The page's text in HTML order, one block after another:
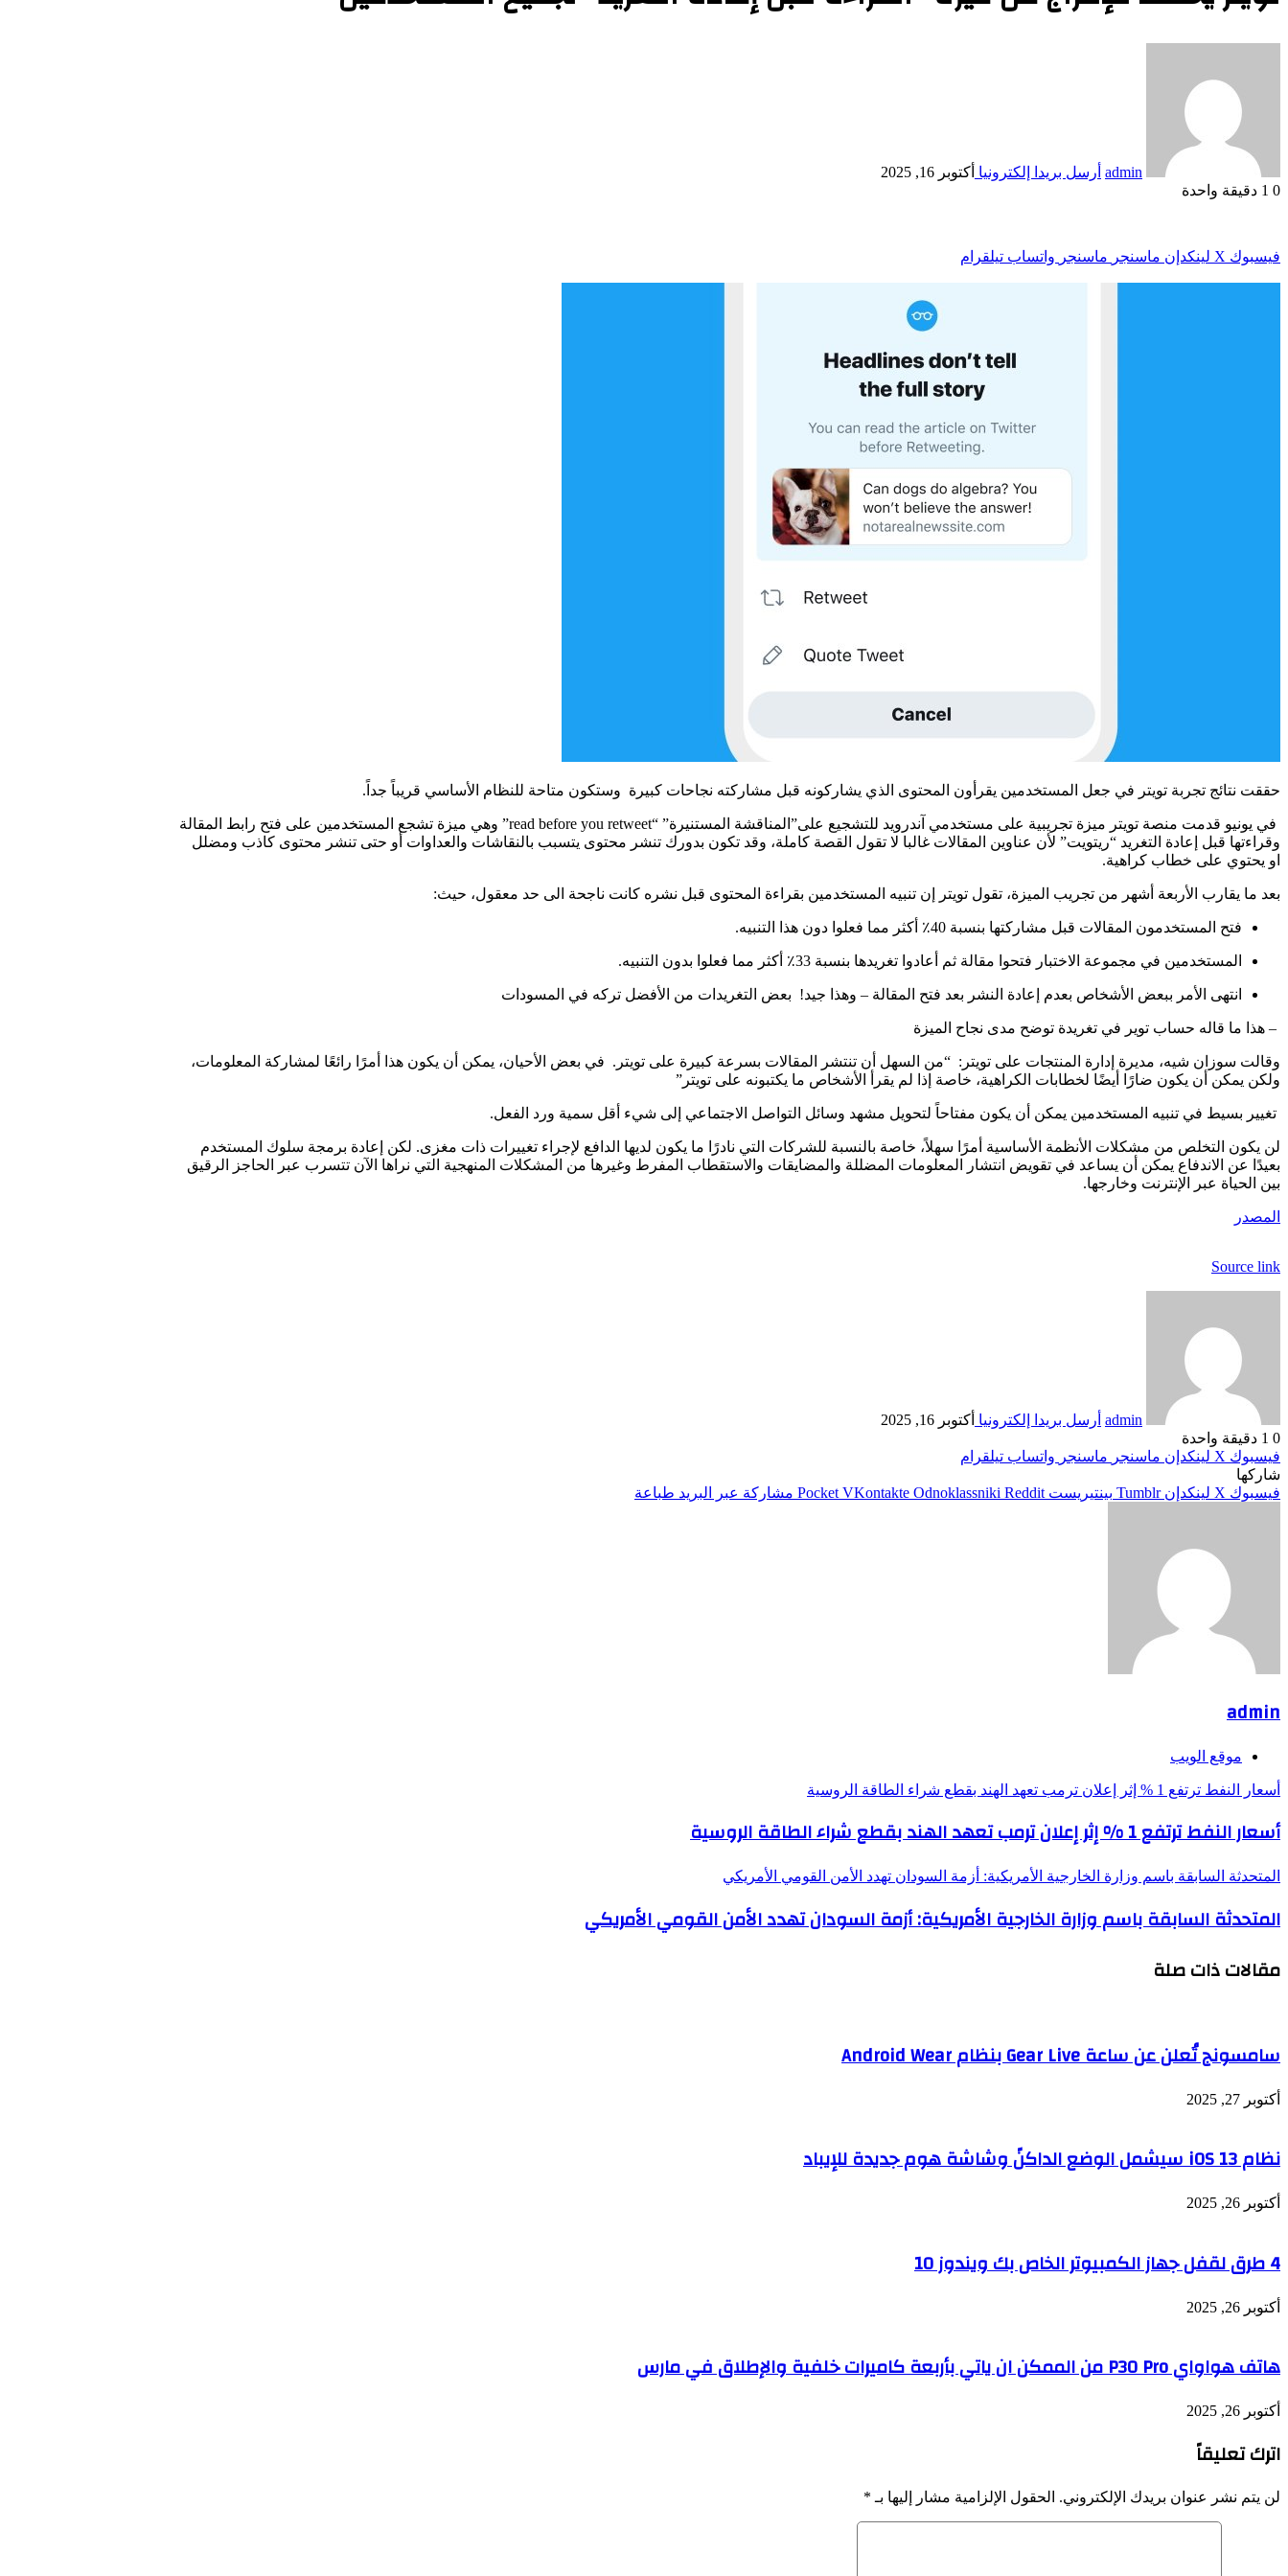
admin أرسل بريدا إلكترونيا أكتوبر 16, 2025
0
دقيقة واحدة
فيسبوك ‫X لينكدإن ماسنجر ماسنجر واتساب تيلقرام
حققت نتائج تجربة تويتر في جعل المستخدمين يقرأون المحتوى الذي يشاركونه قبل مشاركته نجاحات كبيرة وستكون متاحة للنظام الأساسي قريباً جداً.
في يونيو قدمت منصة تويتر ميزة تجريبية على مستخدمي آندرويد للتشجيع على”المناقشة المستنيرة” “read before you retweet” وهي ميزة تشجع المستخدمين على فتح رابط المقالة
وقراءتها قبل إعادة التغريد “ريتويت” لأن عناوين المقالات غالبا لا تقول القصة كاملة، وقد تكون بدورك تنشر محتوى يتسبب بالنقاشات والعداوات أو حتى تنشر محتوى كاذب ومضلل
او يحتوي على خطاب كراهية.
بعد ما يقارب الأربعة أشهر من تجريب الميزة، تقول تويتر إن تنبيه المستخدمين بقراءة المحتوى قبل نشره كانت ناجحة الى حد معقول، حيث:
فتح المستخدمون المقالات قبل مشاركتها بنسبة 40٪ أكثر مما فعلوا دون هذا التنبيه.
المستخدمين في مجموعة الاختبار فتحوا مقالة ثم أعادوا تغريدها بنسبة 33٪ أكثر مما فعلوا بدون التنبيه.
انتهى الأمر ببعض الأشخاص بعدم إعادة النشر بعد فتح المقالة – وهذا جيد! بعض التغريدات من الأفضل تركه في المسودات
– هذا ما قاله حساب توير في تغريدة توضح مدى نجاح الميزة
وقالت سوزان شيه، مديرة إدارة المنتجات على تويتر: “من السهل أن تنتشر المقالات بسرعة كبيرة على تويتر. في بعض الأحيان، يمكن أن يكون هذا أمرًا رائعًا لمشاركة المعلومات،
ولكن يمكن أن يكون ضارًا أيضًا لخطابات الكراهية، خاصة إذا لم يقرأ الأشخاص ما يكتبونه على تويتر”
تغيير بسيط في تنبيه المستخدمين يمكن أن يكون مفتاحاً لتحويل مشهد وسائل التواصل الاجتماعي إلى شيء أقل سمية ورد الفعل.
لن يكون التخلص من مشكلات الأنظمة الأساسية أمرًا سهلاً، خاصة بالنسبة للشركات التي نادرًا ما يكون لديها الدافع لإجراء تغييرات ذات مغزى. لكن إعادة برمجة سلوك المستخدم
بعيدًا عن الاندفاع يمكن أن يساعد في تقويض انتشار المعلومات المضللة والمضايقات والاستقطاب المفرط وغيرها من المشكلات المنهجية التي نراها الآن تتسرب عبر الحاجز الرقيق
بين الحياة عبر الإنترنت وخارجها.
المصدر
Source link
admin أرسل بريدا إلكترونيا أكتوبر 16, 2025
0
دقيقة واحدة
فيسبوك ‫X لينكدإن ماسنجر ماسنجر واتساب تيلقرام
شاركها
فيسبوك ‫X لينكدإن بينتيريست Odnoklassniki
‫Pocket مشاركة عبر البريد طباعة
admin
موقع الويب
أسعار النفط ترتفع 1 % إثر إعلان ترمب تعهد الهند بقطع شراء الطاقة الروسية
أسعار النفط ترتفع 1 % إثر إعلان ترمب تعهد الهند بقطع شراء الطاقة الروسية
المتحدثة السابقة باسم وزارة الخارجية الأمريكية: أزمة السودان تهدد الأمن القومي الأمريكي
المتحدثة السابقة باسم وزارة الخارجية الأمريكية: أزمة السودان تهدد الأمن القومي الأمريكي
مقالات ذات صلة
سامسونج تُعلن عن ساعة Gear Live بنظام Android Wear
أكتوبر 27, 2025
نظام iOS 13 سيشمل الوضع الداكنً وشاشة هوم جديدة للإيباد
أكتوبر 26, 2025
4 طرق لقفل جهاز الكمبيوتر الخاص بك ويندوز 10
أكتوبر 26, 2025
هاتف هواواي P30 Pro من الممكن ان ياتي بأربعة كاميرات خلفية والإطلاق في مارس
أكتوبر 26, 2025
اترك تعليقاً
لن يتم نشر عنوان بريدك الإلكتروني. الحقول الإلزامية مشار إليها بـ *